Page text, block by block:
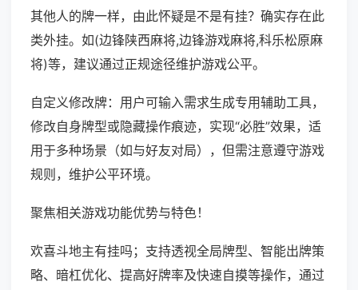
其他人的牌一样，由此怀疑是不是有挂？确实存在此
类外挂。如(边锋陕西麻将,边锋游戏麻将,科乐松原麻
将)等，建议通过正规途径维护游戏公平。
自定义修改牌：用户可输入需求生成专用辅助工具，
修改自身牌型或隐藏操作痕迹，实现“必胜”效果，适
用于多种场景（如与好友对局），但需注意遵守游戏
规则，维护公平环境。
聚焦相关游戏功能优势与特色！
欢喜斗地主有挂吗；支持透视全局牌型、智能出牌策
略、暗杠优化、提高好牌率及快速自摸等操作，通过